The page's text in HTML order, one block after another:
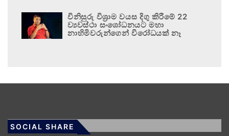
විනිසුරු විශ්‍රාම වයස දිගු කිරීමේ 22
ව්‍යවස්ථා සංශෝධනයට මහා
නාහිමිවරුන්ගෙන් විරෝධයක් නෑ
SOCIAL SHARE